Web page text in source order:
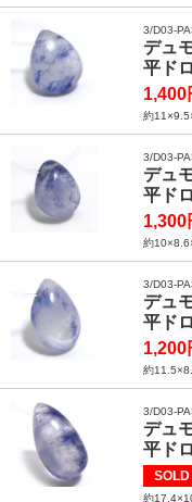
3/D03-
デュ
平ド
1,400
約
3/D03-
デュ
平ド
1,300
約
3/D03-
デュ
平ド
1,200
約
3/D03-
デュ
平ド
SOLD
約